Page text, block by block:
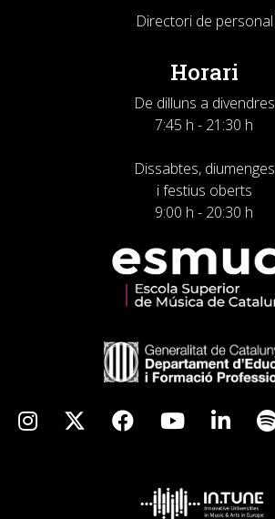
Directori de personal
Horari
De dilluns a divendres
7:45 h - 21:30 h
Dissabtes, diumenges
i festius oberts
9:00 h - 20:30 h